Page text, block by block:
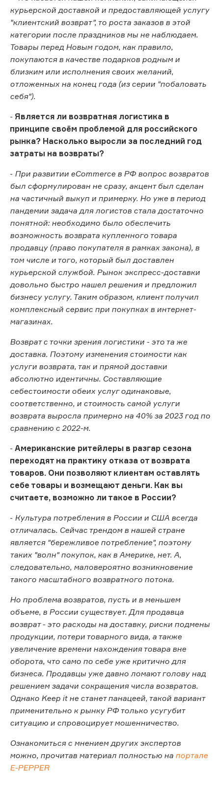
курьерской доставкой и предоставляющей услугу
"клиентский возврат", то роста заказов в этой
категории после праздников мы не наблюдаем.
Товары перед Новым годом, как правило,
покупаются в качестве подарков родным и
близким или исполнения своих желаний,
отложенных на конец года (из серии "побаловать
себя").
- Является ли возвратная логистика в
принципе своём проблемой для российского
рынка? Насколько выросли за последний год
затраты на возвраты?
- При развитии eСommerce в РФ вопрос возвратов
был сформулирован не сразу, акцент был сделан
на частичный выкуп и примерку. Но уже в период
пандемии задача для логистов стала достаточно
понятной: необходимо было обеспечить
возможность возврата купленного товара
продавцу (право покупателя в рамках закона), в
том числе и того, который был доставлен
курьерской службой. Рынок экспресс-доставки
довольно быстро нашел решения и предложил
бизнесу услугу. Таким образом, клиент получил
комплексный сервис при покупках в интернет-
магазинах.
Возврат с точки зрения логистики - это та же
доставка. Поэтому изменения стоимости как
услуги возврата, так и прямой доставки
абсолютно идентичны. Составляющие
себестоимости обеих услуг одинаковые,
соответственно, и стоимость самой услуги
возврата выросла примерно на 40% за 2023 год по
сравнению с 2022-м.
- Американские ритейлеры в разгар сезона
переходят на практику отказа от возврата
товаров. Они позволяют клиентам оставлять
себе товары и возмещают деньги. Как вы
считаете, возможно ли такое в России?
- Культура потребления в России и США всегда
отличалась. Сейчас трендом в нашей стране
является "бережливое потребление", поэтому
таких "волн" покупок, как в Америке, нет. А,
следовательно, маловероятно возникновение
такого масштабного возвратного потока.
Но проблема возвратов, пусть и в меньшем
объеме, в России существует. Для продавца
возврат - это расходы на доставку, риски подмены
продукции, потери товарного вида, а также
увеличение времени нахождения товара вне
оборота, что само по себе уже критично для
бизнеса. Продавцы уже давно ломают голову над
решением задачи сокращения числа возвратов.
Однако Keep it не станет панацеей, такой вариант
применительно к рынку РФ только усугубит
ситуацию и спровоцирует мошенничество.
Ознакомиться с мнением других экспертов
можно, прочитав материал полностью на портале
E-PEPPER